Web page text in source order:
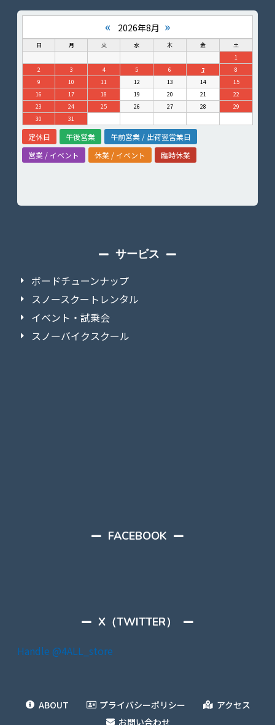
« 2026年8月 »
日 月 火 水 木 金
土
1
2
3 4 5 6 7
8
9
10 11 12 13 14
15
16
17 18 19 20 21
22
23
24 25 26 27 28
29
30
31
定休日 午後営業
午前営業 / 出荷翌営業日
営業 / イベント
休業 / イベント 臨時休業
サービス
ボードチューンナップ
スノースクートレンタル
イベント・試乗会
スノーバイクスクール
FACEBOOK
X（TWITTER）
Handle @4ALL_store
ABOUT プライバシーポリシー
アクセス
お問い合わせ